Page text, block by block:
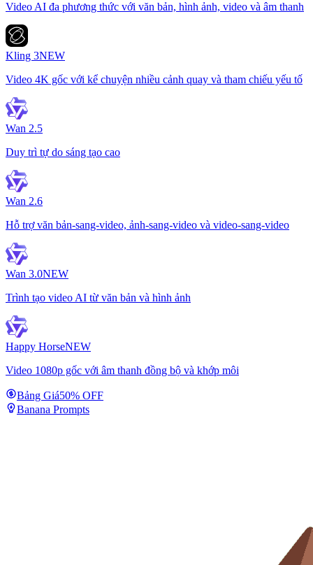
Video AI đa phương thức với văn bản, hình ảnh, video và âm thanh
Kling 3NEW
Video 4K gốc với kể chuyện nhiều cảnh quay và tham chiếu yếu tố
Wan 2.5
Duy trì tự do sáng tạo cao
Wan 2.6
Hỗ trợ văn bản-sang-video, ảnh-sang-video và video-sang-video
Wan 3.0NEW
Trình tạo video AI từ văn bản và hình ảnh
Happy HorseNEW
Video 1080p gốc với âm thanh đồng bộ và khớp môi
Bảng Giá50% OFF
Banana Prompts